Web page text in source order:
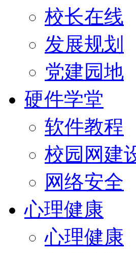
校长在线
发展规划
党建园地
硬件学堂
软件教程
校园网建
网络安全
心理健康
心理健康